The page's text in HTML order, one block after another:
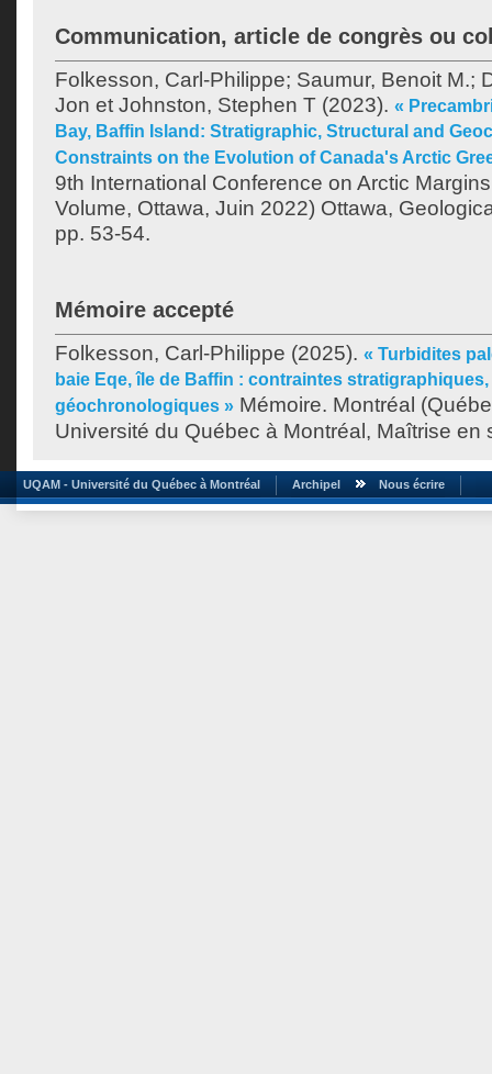
Communication, article de congrès ou
Folkesson, Carl-Philippe; Saumur, Benoit M.;
Jon et Johnston, Stephen T (2023). «
Bay, Baffin Island: Stratigraphic, Structural and
Constraints on the Evolution of Canada's Arctic
9th International Conference on Arctic
Volume, Ottawa, Juin 2022) Ottawa,
pp. 53-54.
Mémoire accepté
Folkesson, Carl-Philippe (2025). « Turbidites
baie Eqe, île de Baffin : contraintes
géochronologiques » Mémoire. Montréal
Université du Québec à Montréal, Maîtrise en
UQAM - Université du Québec à Montréal Archipel Nous écrire